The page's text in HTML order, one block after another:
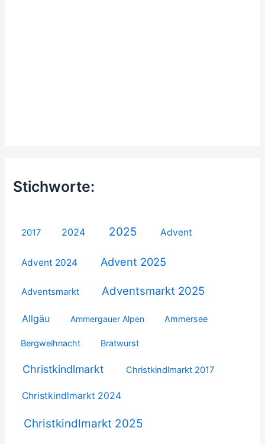
Stichworte:
2017 2024 2025 Advent
Advent 2024 Advent 2025
Adventsmarkt Adventsmarkt 2025
Allgäu Ammergauer Alpen Ammersee
Bergweihnacht Bratwurst
Christkindlmarkt Christkindlmarkt 2017
Christkindlmarkt 2024
Christkindlmarkt 2025